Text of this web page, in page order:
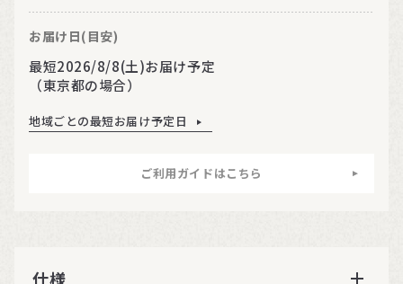
お届け日(目安)
最短2026/8/8(土)お届け予定
（東京都の場合）
地域ごとの最短お届け予定日
ご利用ガイドはこちら
仕様